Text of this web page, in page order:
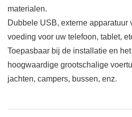
materialen.
Dubbele USB, externe apparatuur
voeding voor uw telefoon, tablet,
Toepasbaar bij de installatie en
hoogwaardige grootschalige
jachten, campers, bussen, enz.